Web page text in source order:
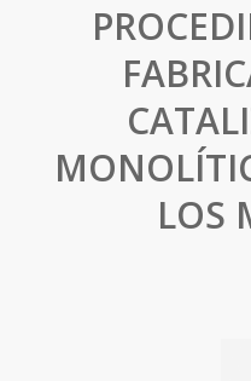
LOS